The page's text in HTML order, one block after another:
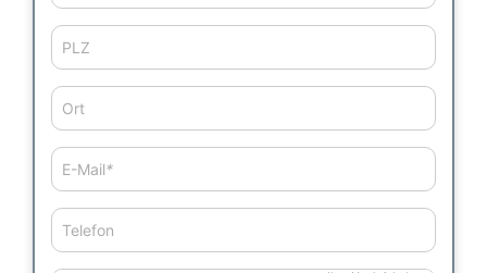
PLZ
Ort
E-Mail*
Telefon